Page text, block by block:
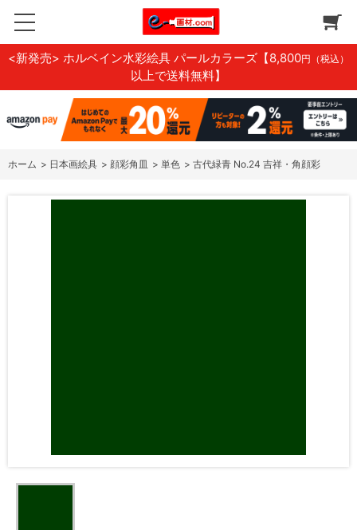
<新発売> ホルベイン水彩絵具 パールカラーズ 【8,800円（税込）
以上で送料無料】
ホーム > 日本画絵具 > 顔彩角皿 > 単色 > 古代緑青 No.24 吉祥・角顔彩